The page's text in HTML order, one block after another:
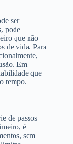
ser
pode
que não
de vida. Para
Em
que
tempo.
de passos
é
sem